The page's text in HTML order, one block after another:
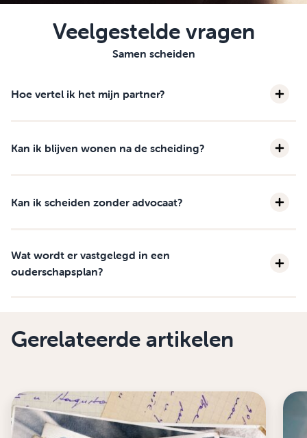
Veelgestelde vragen
Samen scheiden
Hoe vertel ik het mijn partner?
Kan ik blijven wonen na de scheiding?
Kan ik scheiden zonder advocaat?
Wat wordt er vastgelegd in een
ouderschapsplan?
Gerelateerde artikelen